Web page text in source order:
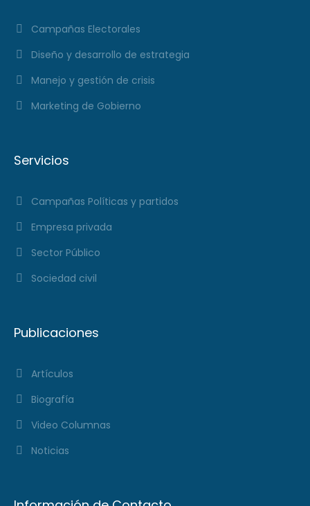
Campañas Electorales
Diseño y desarrollo de estrategia
Manejo y gestión de crisis
Marketing de Gobierno
Servicios
Campañas Políticas y partidos
Empresa privada
Sector Público
Sociedad civil
Publicaciones
Artículos
Biografía
Video Columnas
Noticias